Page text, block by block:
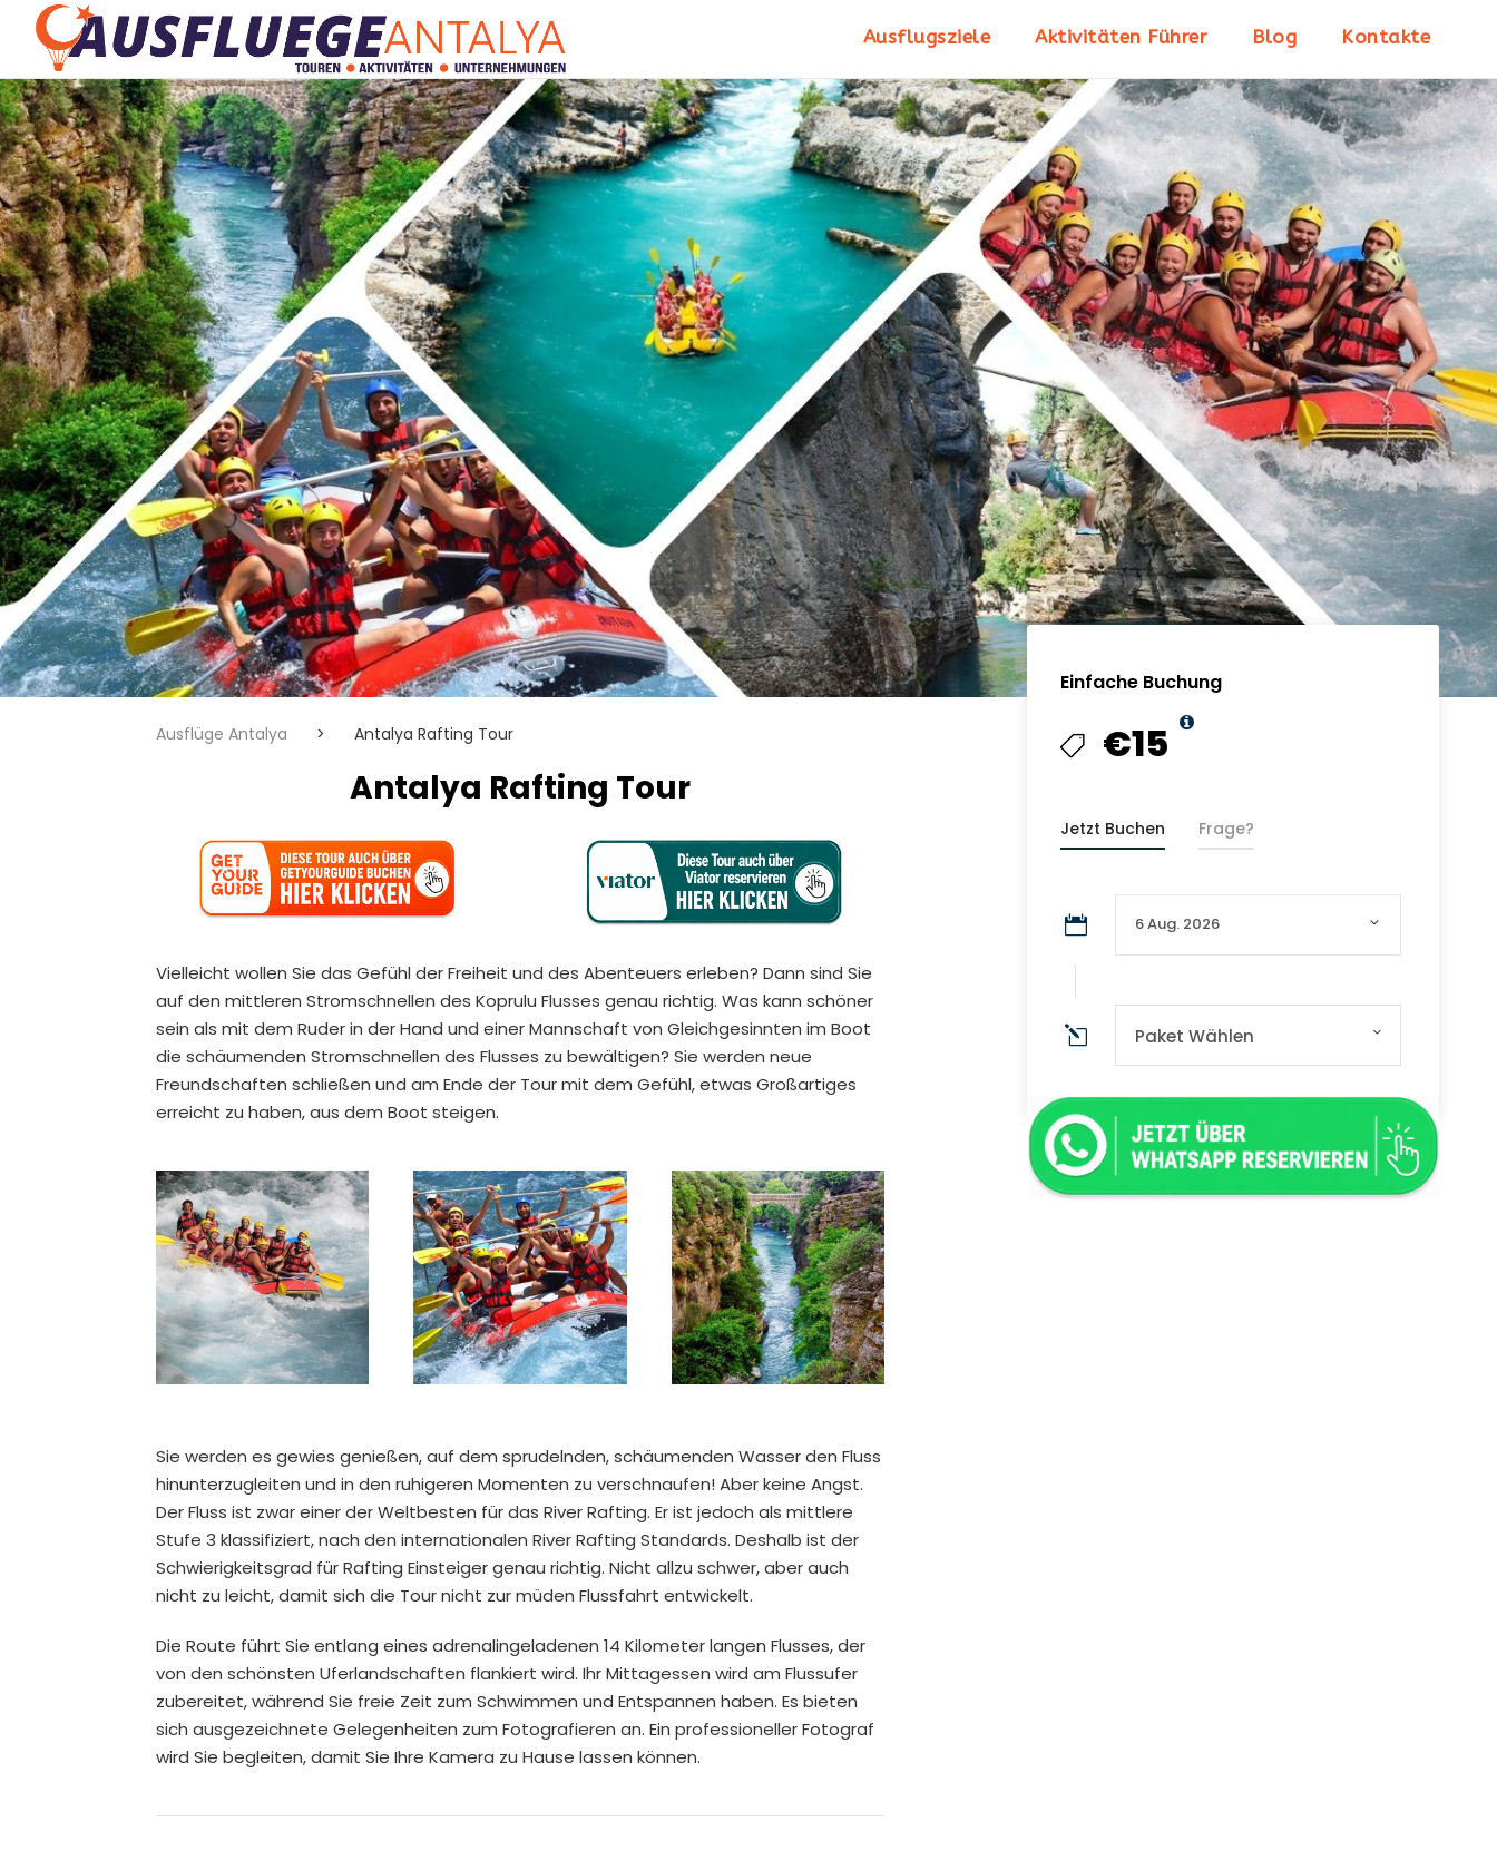
Ausflugsziele Aktivitäten Führer Blog Kontakte
Einfache Buchung
€15
Jetzt Buchen Frage?
Paket Wählen
Ausflüge Antalya > Antalya Rafting Tour
Antalya Rafting Tour
Vielleicht wollen Sie das Gefühl der Freiheit und des Abenteuers erleben? Dann sind Sie
auf den mittleren Stromschnellen des Koprulu Flusses genau richtig. Was kann schöner
sein als mit dem Ruder in der Hand und einer Mannschaft von Gleichgesinnten im Boot
die schäumenden Stromschnellen des Flusses zu bewältigen? Sie werden neue
Freundschaften schließen und am Ende der Tour mit dem Gefühl, etwas Großartiges
erreicht zu haben, aus dem Boot steigen.
Sie werden es gewies genießen, auf dem sprudelnden, schäumenden Wasser den Fluss
hinunterzugleiten und in den ruhigeren Momenten zu verschnaufen! Aber keine Angst.
Der Fluss ist zwar einer der Weltbesten für das River Rafting. Er ist jedoch als mittlere
Stufe 3 klassifiziert, nach den internationalen River Rafting Standards. Deshalb ist der
Schwierigkeitsgrad für Rafting Einsteiger genau richtig. Nicht allzu schwer, aber auch
nicht zu leicht, damit sich die Tour nicht zur müden Flussfahrt entwickelt.
Die Route führt Sie entlang eines adrenalingeladenen 14 Kilometer langen Flusses, der
von den schönsten Uferlandschaften flankiert wird. Ihr Mittagessen wird am Flussufer
zubereitet, während Sie freie Zeit zum Schwimmen und Entspannen haben. Es bieten
sich ausgezeichnete Gelegenheiten zum Fotografieren an. Ein professioneller Fotograf
wird Sie begleiten, damit Sie Ihre Kamera zu Hause lassen können.